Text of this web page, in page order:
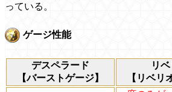
っている。
ゲージ性能
デスペラード
【バーストゲージ】
リ
【リベリ